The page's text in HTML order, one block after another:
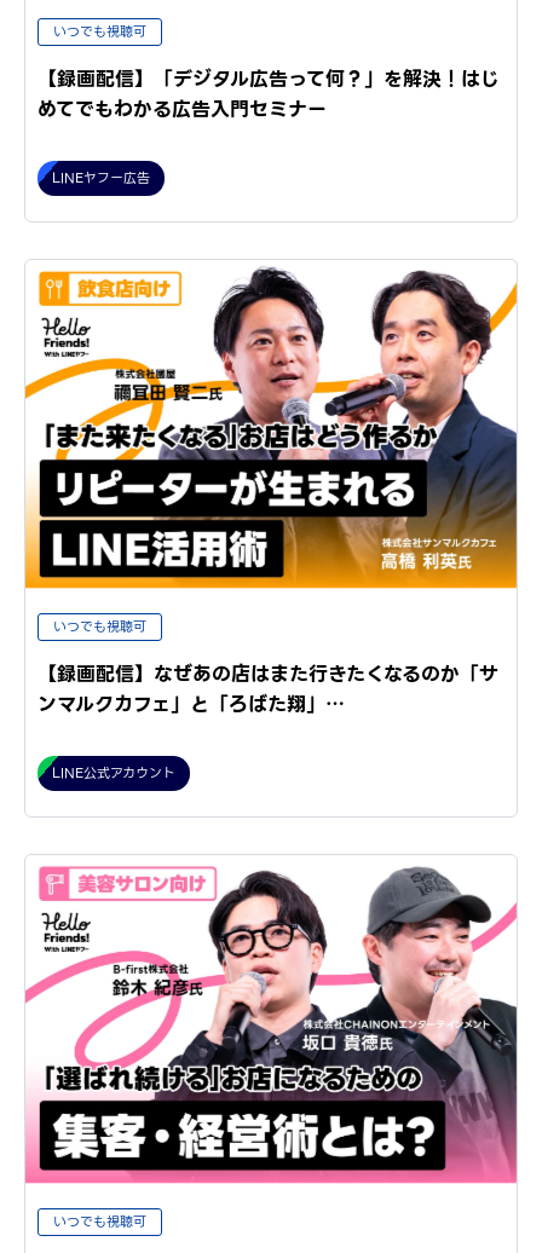
いつでも視聴可
【録画配信】「デジタル広告って何？」を解決！はじ
めてでもわかる広告入門セミナー
LINEヤフー広告
いつでも視聴可
【録画配信】なぜあの店はまた行きたくなるのか「サ
ンマルクカフェ」と「ろばた翔」…
LINE公式アカウント
いつでも視聴可